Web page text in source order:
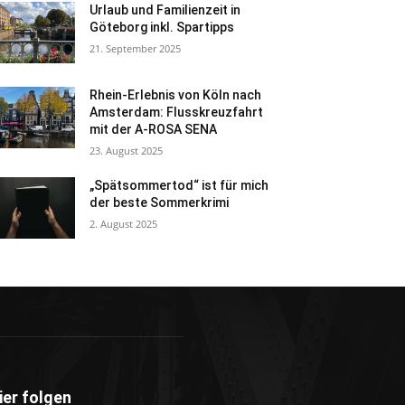
Urlaub und Familienzeit in
Göteborg inkl. Spartipps
21. September 2025
Rhein-Erlebnis von Köln nach
Amsterdam: Flusskreuzfahrt
mit der A-ROSA SENA
23. August 2025
„Spätsommertod“ ist für mich
der beste Sommerkrimi
2. August 2025
folgen